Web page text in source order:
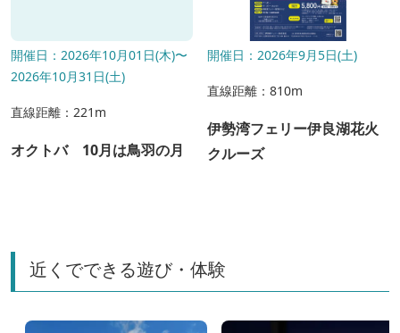
開催日：2026年10月01日(木)〜
2026年10月31日(土)
直線距離：221m
オクトバ 10月は鳥羽の月
開催日：2026年9月5日(土)
直線距離：810m
伊勢湾フェリー伊良湖花火
クルーズ
近くでできる遊び・体験